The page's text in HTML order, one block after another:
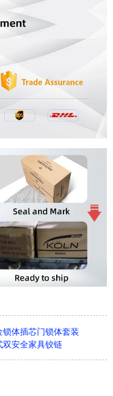
体插芯门锁体套装
安全家具铰链